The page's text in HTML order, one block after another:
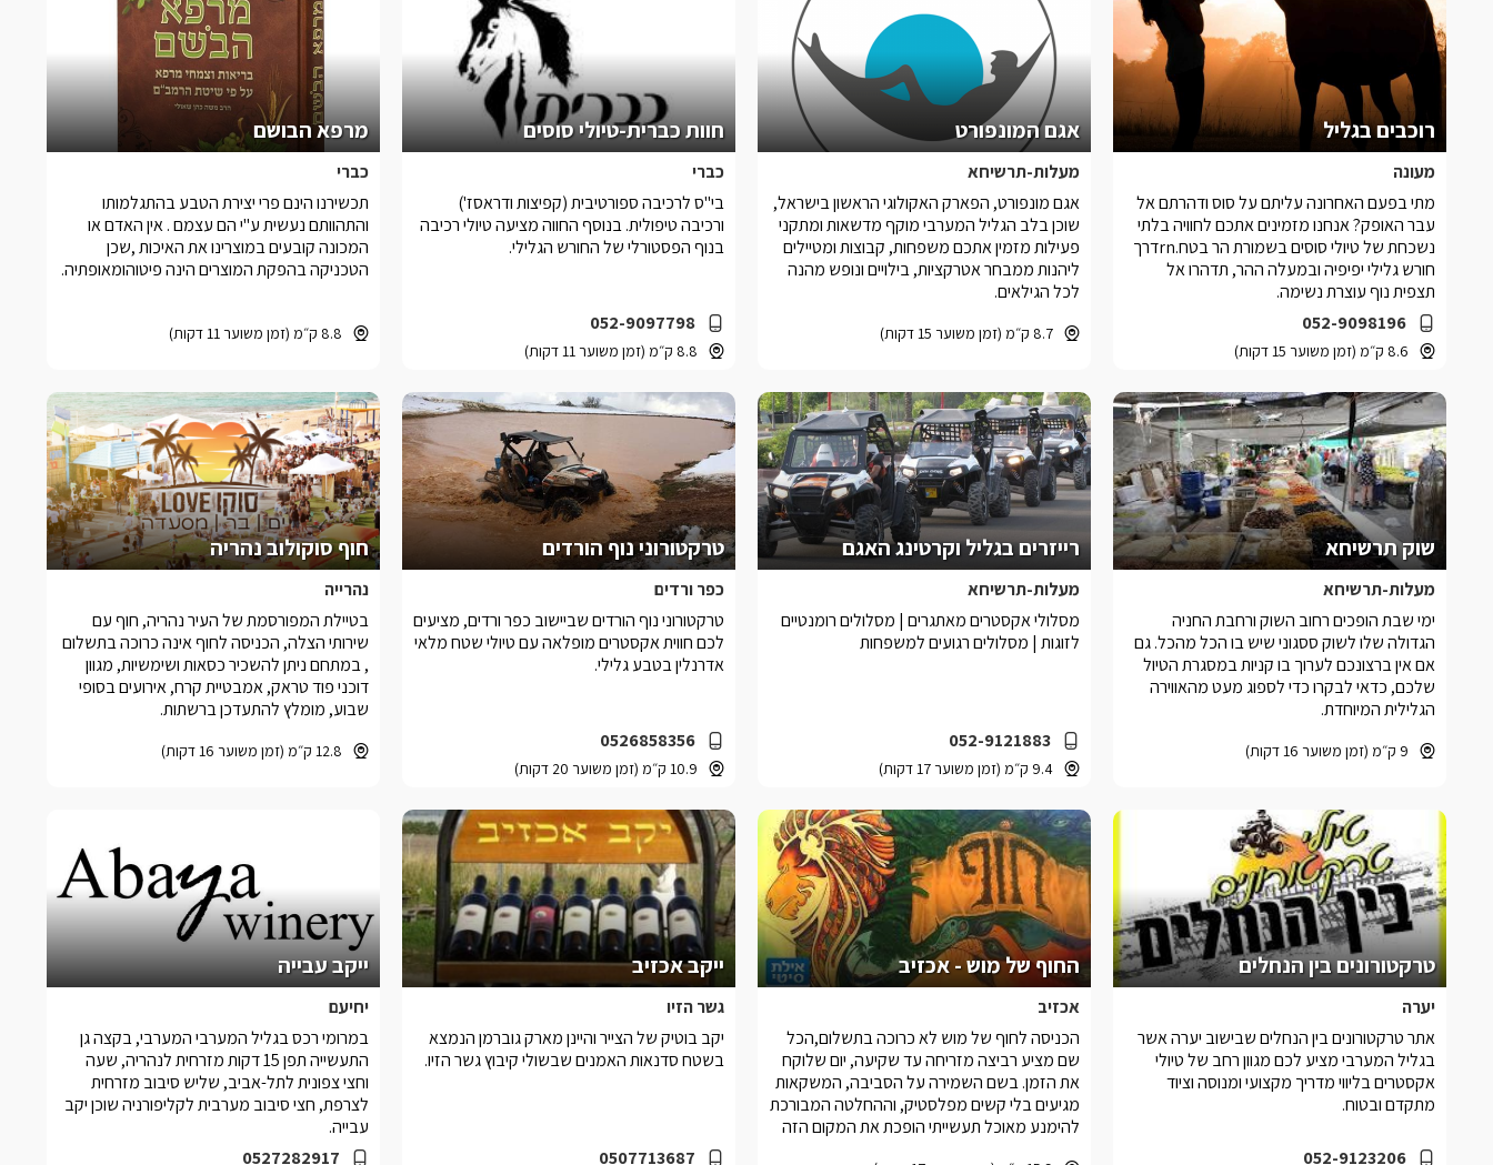
רוכבים בגליל
מעונה
052-9098196
8.6 ק״מ (זמן משוער 15 דקות)
מתי בפעם האחרונה עליתם על סוס ודהרתם אל
עבר האופק? אנחנו מזמינים אתכם לחוויה בלתי
נשכחת של טיולי סוסים בשמורת הר בטח.rnדרך
חורש גלילי יפיפיה ובמעלה ההר, תדהרו אל
תצפית נוף עוצרת נשימה.
אגם המונפורט
מעלות-תרשיחא
8.7 ק״מ (זמן משוער 15 דקות)
אגם מונפורט, הפארק האקולוגי הראשון בישראל,
שוכן בלב הגליל המערבי מוקף מדשאות ומתקני
פעילות מזמין אתכם משפחות, קבוצות ומטיילים
ליהנות ממבחר אטרקציות, בילויים ונופש מהנה
לכל הגילאים.
חוות כברית-טיולי סוסים
כברי
052-9097798
8.8 ק״מ (זמן משוער 11 דקות)
בי"ס לרכיבה ספורטיבית (קפיצות ודראסז')
ורכיבה טיפולית. בנוסף החווה מציעה טיולי רכיבה
בנוף הפסטורלי של החורש הגלילי.
מרפא הבושם
כברי
8.8 ק״מ (זמן משוער 11 דקות)
תכשירנו הינם פרי יצירת הטבע בהתגלמותו
והתהוותם נעשית ע''י הם עצמם . אין האדם או
המכונה קובעים במוצרינו את האיכות ,שכן
הטכניקה בהפקת המוצרים הינה פיטוהומאופתיה.
שוק תרשיחא
מעלות-תרשיחא
9 ק״מ (זמן משוער 16 דקות)
ימי שבת הופכים רחוב השוק ורחבת החניה
הגדולה שלו לשוק ססגוני שיש בו הכל מהכל. גם
אם אין ברצונכם לערוך בו קניות במסגרת הטיול
שלכם, כדאי לבקרו כדי לספוג מעט מהאווירה
הגלילית המיוחדת.
רייזרים בגליל וקרטינג האגם
מעלות-תרשיחא
052-9121883
9.4 ק״מ (זמן משוער 17 דקות)
מסלולי אקסטרים מאתגרים | מסלולים רומנטיים
לזוגות | מסלולים רגועים למשפחות
טרקטורוני נוף הורדים
כפר ורדים
0526858356
10.9 ק״מ (זמן משוער 20 דקות)
טרקטורוני נוף הורדים שביישוב כפר ורדים, מציעים
לכם חווית אקסטרים מופלאה עם טיולי שטח מלאי
אדרנלין בטבע גלילי.
חוף סוקולוב נהריה
נהרייה
12.8 ק״מ (זמן משוער 16 דקות)
בטיילת המפורסמת של העיר נהריה, חוף עם
שירותי הצלה, הכניסה לחוף אינה כרוכה בתשלום
, במתחם ניתן להשכיר כסאות ושימשיות, מגוון
דוכני פוד טראק, אמבטיית קרח, אירועים בסופי
שבוע, מומלץ להתעדכן ברשתות.
טרקטורונים בין הנחלים
יערה
052-9123206
אתר טרקטורונים בין הנחלים שבישוב יערה אשר
בגליל המערבי מציע לכם מגוון רחב של טיולי
אקסטרים בליווי מדריך מקצועי ומנוסה וציוד
מתקדם ובטוח.
החוף של מוש - אכזיב
אכזיב
הכניסה לחוף של מוש לא כרוכה בתשלום,הכל
שם מציע רביצה מזריחה עד שקיעה, יום שלוקח
את הזמן. בשם השמירה על הסביבה, המשקאות
מגיעים בלי קשים מפלסטיק, וההחלטה המבורכת
להימנע מאוכל תעשייתי הופכת את המקום הזה
ייקב אכזיב
גשר הזיו
0507713687
יקב בוטיק של הצייר והיינן מארק גוברמן הנמצא
בשטח סדנאות האמנים שבשולי קיבוץ גשר הזיו.
ייקב עבייה
יחיעם
0527282917
במרומי רכס בגליל המערבי המערבי, בקצה גן
התעשייה תפן 15 דקות מזרחית לנהריה, שעה
וחצי צפונית לתל-אביב, שליש סיבוב מזרחית
לצרפת, חצי סיבוב מערבית לקליפורניה שוכן יקב
עבייה.